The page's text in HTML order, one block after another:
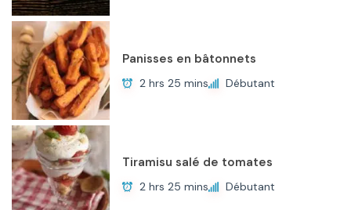
Panisses en bâtonnets
2 hrs 25 mins Débutant
Tiramisu salé de tomates
2 hrs 25 mins Débutant